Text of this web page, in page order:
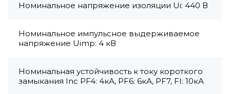
Номинальное напряжение изоляции Ui: 440 В
Номинальное импульсное выдерживаемое
напряжение Uimp: 4 кВ
Номинальная устойчивость к току короткого
замыкания Inc PF4: 4кА, PF6: 6кА, PF7, FI: 10кА